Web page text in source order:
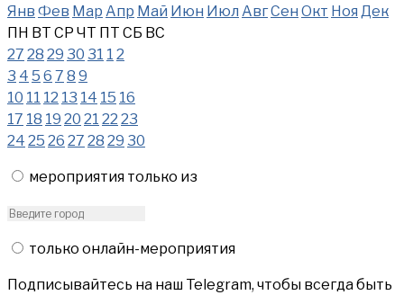
Янв Фев Мар Апр Май Июн Июл АвгСен Окт Ноя Дек
ПН ВТ СР ЧТ ПТ СБ ВС
27 28 29 30 31 1 2
3 4 5 6 7 8 9
10 11 12 13 14 15 16
17 18 19 20 21 22 23
24 25 26 27 28 29 30
мероприятия только из
только онлайн-мероприятия
Подписывайтесь на наш Telegram, чтобы всегда быть